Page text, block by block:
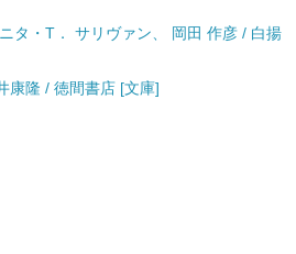
タ・T． サリヴァン、 岡田 作彦 / 白揚
康隆 / 徳間書店 [文庫]